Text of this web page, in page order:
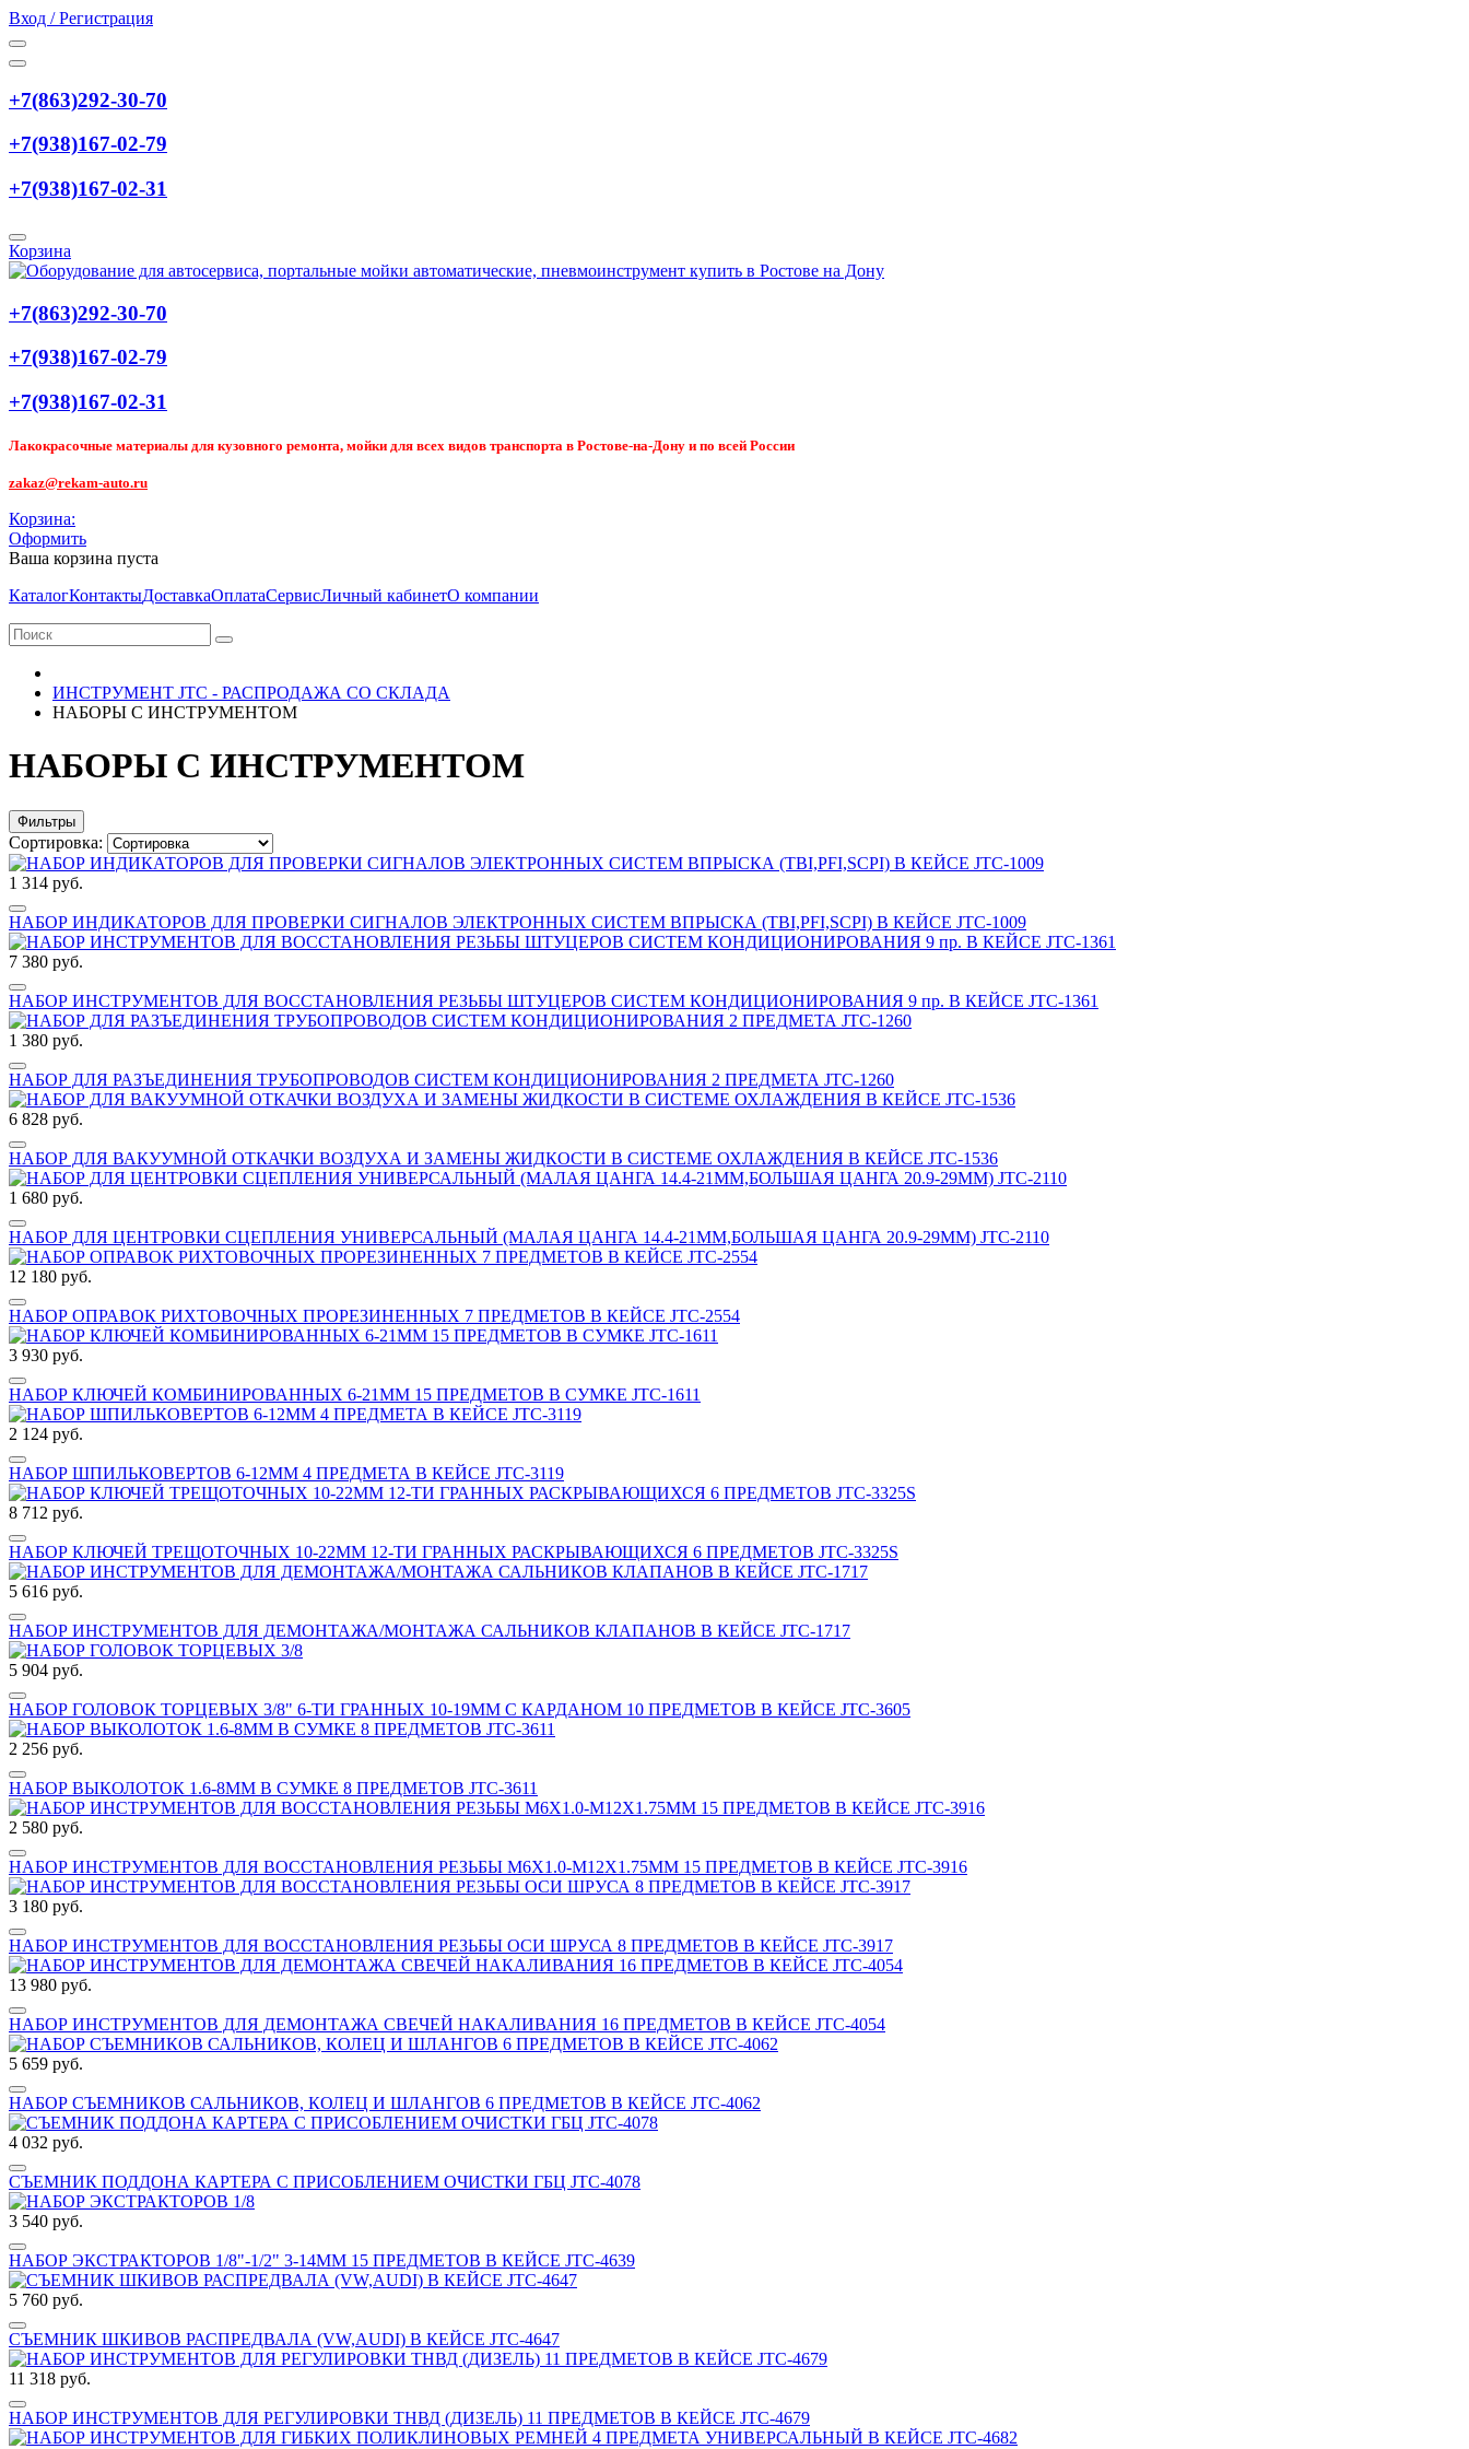
Вход / Регистрация
+7(863)292-30-70
+7(938)167-02-79
+7(938)167-02-31
Корзина
+7(863)292-30-70
+7(938)167-02-79
+7(938)167-02-31
Лакокрасочные материалы для кузовного ремонта, мойки для всех видов транспорта в Ростове-на-Дону и по всей России
zakaz@rekam-auto.ru
Корзина:
Оформить
Ваша корзина пуста
КаталогКонтактыДоставкаОплатаСервисЛичный кабинетО компании
ИНСТРУМЕНТ JTC - РАСПРОДАЖА СО СКЛАДА
НАБОРЫ С ИНСТРУМЕНТОМ
НАБОРЫ С ИНСТРУМЕНТОМ
Фильтры
Сортировка:
1 314 руб.
НАБОР ИНДИКАТОРОВ ДЛЯ ПРОВЕРКИ СИГНАЛОВ ЭЛЕКТРОННЫХ СИСТЕМ ВПРЫСКА (TBI,PFI,SCPI) В КЕЙСЕ JTC-1009
7 380 руб.
НАБОР ИНСТРУМЕНТОВ ДЛЯ ВОССТАНОВЛЕНИЯ РЕЗЬБЫ ШТУЦЕРОВ СИСТЕМ КОНДИЦИОНИРОВАНИЯ 9 пр. В КЕЙСЕ JTC-1361
1 380 руб.
НАБОР ДЛЯ РАЗЪЕДИНЕНИЯ ТРУБОПРОВОДОВ СИСТЕМ КОНДИЦИОНИРОВАНИЯ 2 ПРЕДМЕТА JTC-1260
6 828 руб.
НАБОР ДЛЯ ВАКУУМНОЙ ОТКАЧКИ ВОЗДУХА И ЗАМЕНЫ ЖИДКОСТИ В СИСТЕМЕ ОХЛАЖДЕНИЯ В КЕЙСЕ JTC-1536
1 680 руб.
НАБОР ДЛЯ ЦЕНТРОВКИ СЦЕПЛЕНИЯ УНИВЕРСАЛЬНЫЙ (МАЛАЯ ЦАНГА 14.4-21ММ,БОЛЬШАЯ ЦАНГА 20.9-29ММ) JTC-2110
12 180 руб.
НАБОР ОПРАВОК РИХТОВОЧНЫХ ПРОРЕЗИНЕННЫХ 7 ПРЕДМЕТОВ В КЕЙСЕ JTC-2554
3 930 руб.
НАБОР КЛЮЧЕЙ КОМБИНИРОВАННЫХ 6-21ММ 15 ПРЕДМЕТОВ В СУМКЕ JTC-1611
2 124 руб.
НАБОР ШПИЛЬКОВЕРТОВ 6-12ММ 4 ПРЕДМЕТА В КЕЙСЕ JTC-3119
8 712 руб.
НАБОР КЛЮЧЕЙ ТРЕЩОТОЧНЫХ 10-22ММ 12-ТИ ГРАННЫХ РАСКРЫВАЮЩИХСЯ 6 ПРЕДМЕТОВ JTC-3325S
5 616 руб.
НАБОР ИНСТРУМЕНТОВ ДЛЯ ДЕМОНТАЖА/МОНТАЖА САЛЬНИКОВ КЛАПАНОВ В КЕЙСЕ JTC-1717
5 904 руб.
НАБОР ГОЛОВОК ТОРЦЕВЫХ 3/8" 6-ТИ ГРАННЫХ 10-19ММ С КАРДАНОМ 10 ПРЕДМЕТОВ В КЕЙСЕ JTC-3605
2 256 руб.
НАБОР ВЫКОЛОТОК 1.6-8ММ В СУМКЕ 8 ПРЕДМЕТОВ JTC-3611
2 580 руб.
НАБОР ИНСТРУМЕНТОВ ДЛЯ ВОССТАНОВЛЕНИЯ РЕЗЬБЫ М6Х1.0-М12Х1.75ММ 15 ПРЕДМЕТОВ В КЕЙСЕ JTC-3916
3 180 руб.
НАБОР ИНСТРУМЕНТОВ ДЛЯ ВОССТАНОВЛЕНИЯ РЕЗЬБЫ ОСИ ШРУСА 8 ПРЕДМЕТОВ В КЕЙСЕ JTC-3917
13 980 руб.
НАБОР ИНСТРУМЕНТОВ ДЛЯ ДЕМОНТАЖА СВЕЧЕЙ НАКАЛИВАНИЯ 16 ПРЕДМЕТОВ В КЕЙСЕ JTC-4054
5 659 руб.
НАБОР СЪЕМНИКОВ САЛЬНИКОВ, КОЛЕЦ И ШЛАНГОВ 6 ПРЕДМЕТОВ В КЕЙСЕ JTC-4062
4 032 руб.
СЪЕМНИК ПОДДОНА КАРТЕРА С ПРИСОБЛЕНИЕМ ОЧИСТКИ ГБЦ JTC-4078
3 540 руб.
НАБОР ЭКСТРАКТОРОВ 1/8"-1/2" 3-14ММ 15 ПРЕДМЕТОВ В КЕЙСЕ JTC-4639
5 760 руб.
СЪЕМНИК ШКИВОВ РАСПРЕДВАЛА (VW,AUDI) В КЕЙСЕ JTC-4647
11 318 руб.
НАБОР ИНСТРУМЕНТОВ ДЛЯ РЕГУЛИРОВКИ ТНВД (ДИЗЕЛЬ) 11 ПРЕДМЕТОВ В КЕЙСЕ JTC-4679